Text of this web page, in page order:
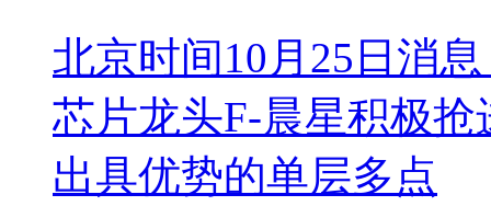
北京时间10月25日消
芯片龙头F-晨星积极
出具优势的单层多点